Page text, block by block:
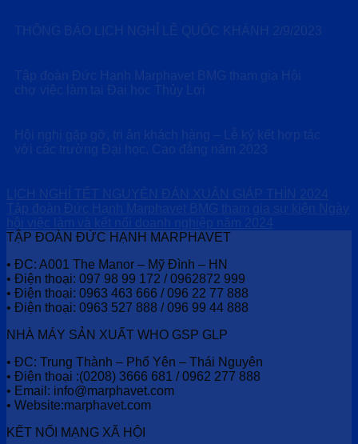
THÔNG BÁO LỊCH NGHỈ LỄ QUỐC KHÁNH 2/9/2023
Tập đoàn Đức Hạnh Marphavet BMG tham gia Hội
chợ việc làm tại Đại học Thủy Lợi
Hội nghị gặp gỡ, tri ân khách hàng – Lễ ký kết hợp tác
với các trường Đại học, Cao đẳng năm 2023
LỊCH NGHỈ TẾT NGUYÊN ĐÁN XUÂN GIÁP THÌN 2024
Tập đoàn Đức Hạnh Marphavet BMG tham gia sự kiện Ngày
hội việc làm và kết nối doanh nghiệp năm 2024
TẬP ĐOÀN ĐỨC HẠNH MARPHAVET
• ĐC: A001 The Manor – Mỹ Đình – HN
• Điện thoại: 097 98 99 172 / 0962872 999
• Điện thoại: 0963 463 666 / 096 22 77 888
• Điện thoại: 0963 527 888 / 096 99 44 888
NHÀ MÁY SẢN XUẤT WHO GSP GLP
• ĐC: Trung Thành – Phổ Yên – Thái Nguyên
• Điện thoại :(0208) 3666 681 / 0962 277 888
• Email: info@marphavet.com
• Website:marphavet.com
KẾT NỐI MẠNG XÃ HỘI